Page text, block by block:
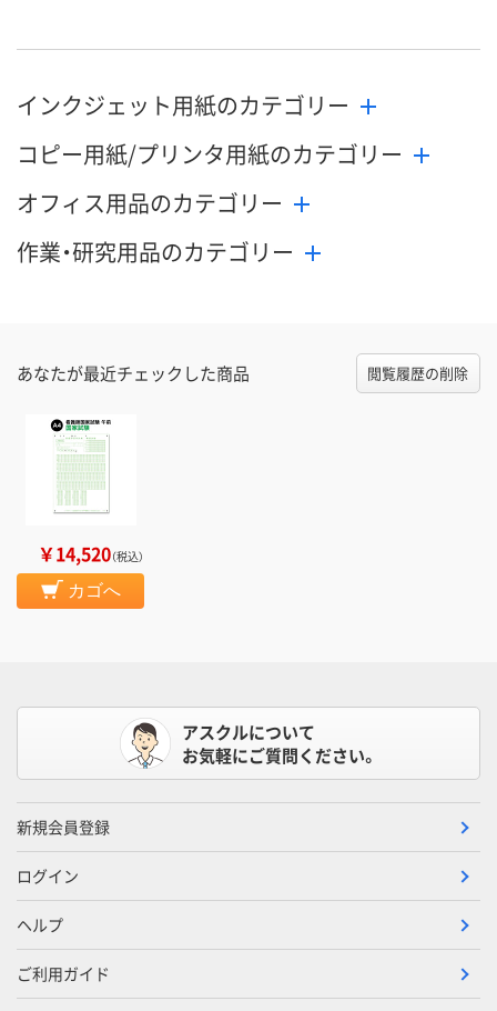
インクジェット用紙のカテゴリー
コピー用紙/プリンタ用紙のカテゴリー
オフィス用品のカテゴリー
作業・研究用品のカテゴリー
あなたが最近チェックした商品 閲覧履歴の削除
￥14,520（税込）
カゴへ
アスクルについて
お気軽にご質問ください。
新規会員登録
ログイン
ヘルプ
ご利用ガイド